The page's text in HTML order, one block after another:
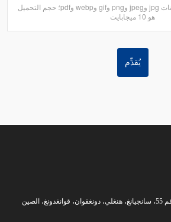
دعم تحميل الملفات بتنسيقات jpg وjpeg وpng وgif وwebp وpdf؛ حجم التحميل
هو 10 ميجابايت
يُقدِّم